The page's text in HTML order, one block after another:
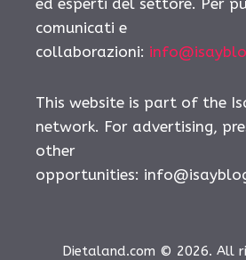
comunicati e
collaborazioni:
This website is part of the
network. For advertising,
other
opportunities:
Dietaland.com © 2026. All